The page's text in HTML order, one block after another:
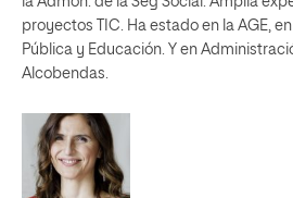
proyectos TIC. Ha estado en la AGE,
Pública y Educación. Y en
Alcobendas.